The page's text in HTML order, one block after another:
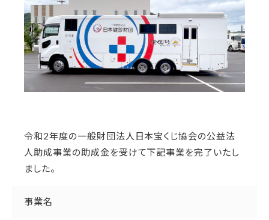
令和2年度の一般財団法人日本宝くじ協会の公益法
人助成事業の助成金を受けて下記事業を完了いたし
ました。
事業名